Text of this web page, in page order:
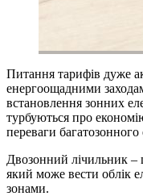
Питання тарифів дуже
енергоощадними
встановлення зонних
турбуються про
переваги багатозонного
Двозонний лічильник –
який може вести облік
зонами.